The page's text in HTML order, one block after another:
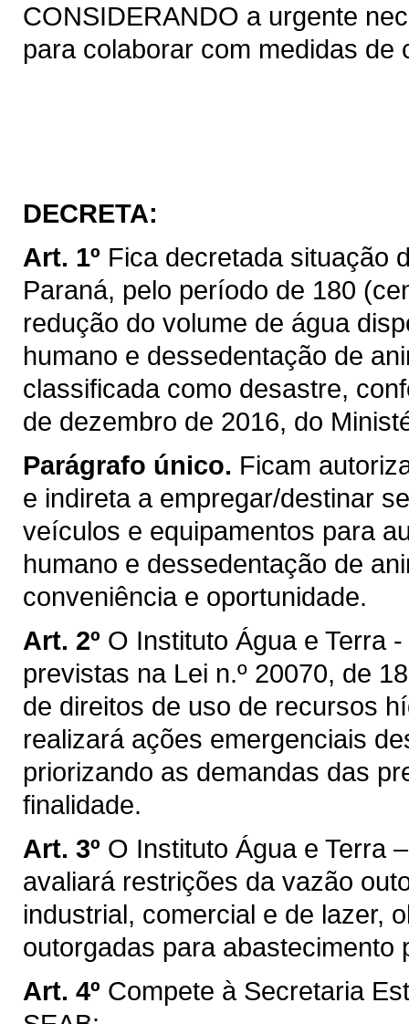
CONSIDERANDO a urgente
para colaborar com medidas de
DECRETA:
Art. 1º Fica decretada situação
Paraná, pelo período de 180
redução do volume de água
humano e dessedentação de
classificada como desastre,
de dezembro de 2016, do
Parágrafo único. Ficam
e indireta a empregar/destinar
veículos e equipamentos para
humano e dessedentação de
conveniência e oportunidade.
Art. 2º O Instituto Água e Terra
previstas na Lei n.º 20070, de
de direitos de uso de recursos
realizará ações emergenciais
priorizando as demandas das
finalidade.
Art. 3º O Instituto Água e Terra
avaliará restrições da vazão
industrial, comercial e de lazer,
outorgadas para abastecimento
Art. 4º Compete à Secretaria